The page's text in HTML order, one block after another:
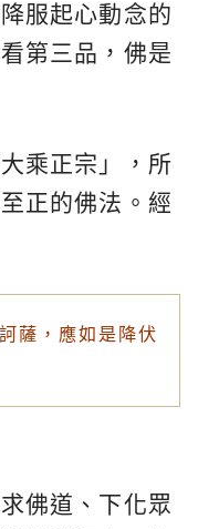
服起心動念的
第三品，佛是
乘正宗」，所
正的佛法。經
薩，應如是降伏
佛道、下化眾